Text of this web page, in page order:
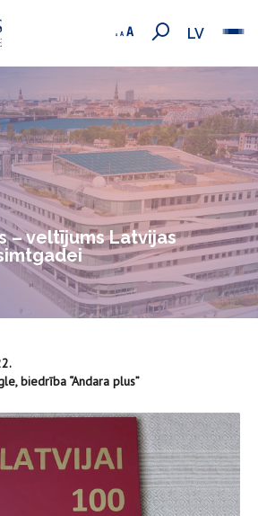
LV
– veltījums Latvijas
biedrība “Andara plus”